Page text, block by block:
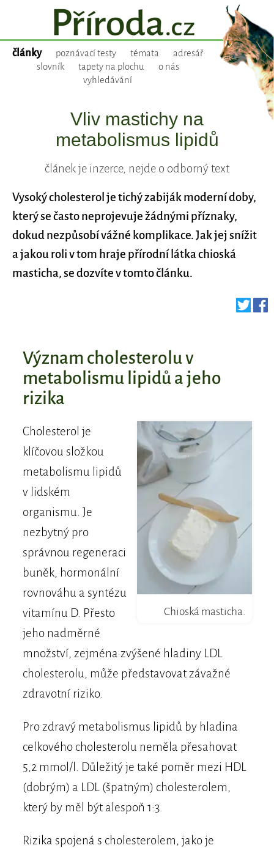
články poznávací testy témata
adresář
slovník
tapety na plochu
o nás
vyhledávání
Vliv mastichy na
metabolismus lipidů
článek je inzerce, nejde o odborný text
Vysoký cholesterol je tichý zabiják moderní doby,
který se často neprojevuje žádnými příznaky,
dokud nezpůsobí vážné komplikace. Jak jej snížit
a jakou roli v tom hraje přírodní látka chioská
masticha, se dozvíte v tomto článku.
​Význam cholesterolu v
metabolismu lipidů a jeho
rizika
Chioská masticha.
Cholesterol je
klíčovou složkou
metabolismu lipidů
v lidském
organismu. Je
nezbytný pro
správnou regeneraci
buněk, hormonální
rovnováhu a syntézu
vitamínu D. Přesto
jeho nadměrné
množství, zejména zvýšené hladiny LDL
cholesterolu, může představovat závažné
zdravotní riziko.
Pro zdravý metabolismus lipidů by hladina
celkového cholesterolu neměla přesahovat
5,2 mmol/l. Důležitý je také poměr mezi HDL
(dobrým) a LDL (špatným) cholesterolem,
který by měl být alespoň 1:3.
Rizika spojená s cholesterolem, jako je